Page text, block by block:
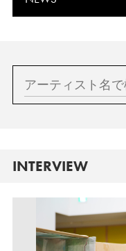
INTERVIEW